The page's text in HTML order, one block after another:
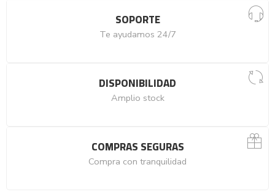
SOPORTE
Te ayudamos 24/7
DISPONIBILIDAD
Amplio stock
COMPRAS SEGURAS
Compra con tranquilidad